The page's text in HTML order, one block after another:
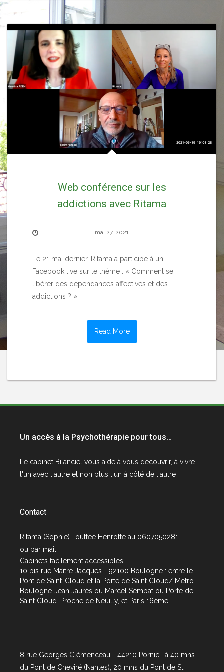
Web conférence sur les
addictions avec Ritama
mai 27, 2021
Le 21 mai dernier, Ritama a participé à un
Facebook live sur le thème : « Comment se
libérer des dépendances affectives et des
addictions ? ».
Read More
Un accès à la Psychothérapie pour tous…
Le cabinet Bilanciel vous aide à vous découvrir, à vivre
l'un avec l'autre et non plus l'un à côté de l'autre
Contact
Ritama (Sophie) Touttée Henrotte au 0607050281
ou par mail
Cabinets facilement accessibles :
10 bis rue Maître Jacques - 92100 Boulogne : entre le
Pont de Saint-Cloud et la Porte de Saint Cloud/ Métro
Boulogne-Jean Jaurès ou Marcel Sembat ou Porte de
Saint Cloud. Proche de Neuilly, et Paris 16ème
8 rue Georges Clémenceau - 44210 Pornic : à 40 mns
du Pont de Cheviré (Nantes), 20 mns du Pont de St